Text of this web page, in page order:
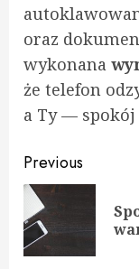
oraz
wykonana
że telefon
a Ty — spokój
Continue
Reading
Previous